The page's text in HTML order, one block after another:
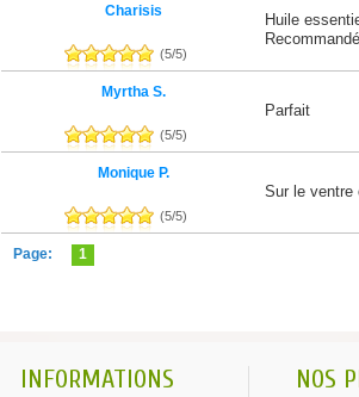
Charisis
(5/5)
Huile
Myrtha S.
(5/5)
Parfait
Monique P.
(5/5)
Sur le ventre
Page: 1
INFORMATIONS NOS